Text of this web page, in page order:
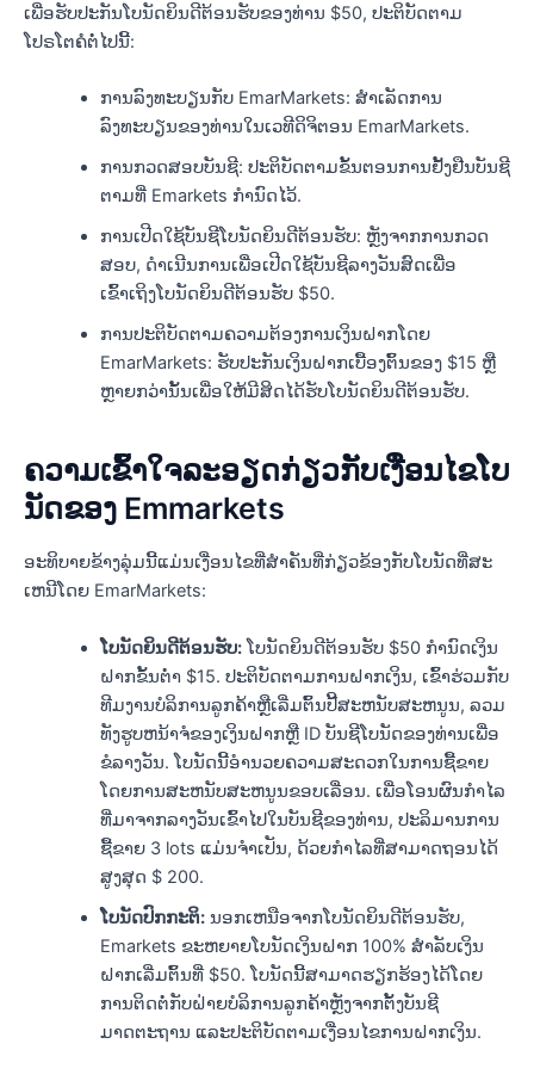
ເພື່ອຮັບປະກັນໂບນັດຍິນດີຕ້ອນຮັບຂອງທ່ານ $50, ປະຕິບັດຕາມ
ໂປຣໂຕຄໍຕໍ່ໄປນີ້:
ການລົງທະບຽນກັບ EmarMarkets: ສໍາເລັດການ
ລົງທະບຽນຂອງທ່ານໃນເວທີດິຈິຕອນ EmarMarkets.
ການກວດສອບບັນຊີ: ປະຕິບັດຕາມຂັ້ນຕອນການຢັ້ງຢືນບັນຊີ
ຕາມທີ່ Emarkets ກຳນົດໄວ້.
ການເປີດໃຊ້ບັນຊີໂບນັດຍິນດີຕ້ອນຮັບ: ຫຼັງຈາກການກວດ
ສອບ, ດໍາເນີນການເພື່ອເປີດໃຊ້ບັນຊີລາງວັນສົດເພື່ອ
ເຂົ້າເຖິງໂບນັດຍິນດີຕ້ອນຮັບ $50.
ການປະຕິບັດຕາມຄວາມຕ້ອງການເງິນຝາກໂດຍ
EmarMarkets: ຮັບປະກັນເງິນຝາກເບື້ອງຕົ້ນຂອງ $15 ຫຼື
ຫຼາຍກວ່ານັ້ນເພື່ອໃຫ້ມີສິດໄດ້ຮັບໂບນັດຍິນດີຕ້ອນຮັບ.
ຄວາມເຂົ້າໃຈລະອຽດກ່ຽວກັບເງື່ອນໄຂໂບ
ນັດຂອງ Emmarkets
ອະທິບາຍຂ້າງລຸ່ມນີ້ແມ່ນເງື່ອນໄຂທີ່ສໍາຄັນທີ່ກ່ຽວຂ້ອງກັບໂບນັດທີ່ສະ
ເຫນີໂດຍ EmarMarkets:
ໂບນັດຍິນດີຕ້ອນຮັບ:ໂບນັດຍິນດີຕ້ອນຮັບ $50 ກຳນົດເງິນ
ຝາກຂັ້ນຕ່ຳ $15. ປະຕິບັດຕາມການຝາກເງິນ, ເຂົ້າຮ່ວມກັບ
ທີມງານບໍລິການລູກຄ້າຫຼືເລີ່ມຕົ້ນປີ້ສະຫນັບສະຫນູນ, ລວມ
ທັງຮູບຫນ້າຈໍຂອງເງິນຝາກຫຼື ID ບັນຊີໂບນັດຂອງທ່ານເພື່ອ
ຂໍລາງວັນ. ໂບນັດນີ້ອໍານວຍຄວາມສະດວກໃນການຊື້ຂາຍ
ໂດຍການສະຫນັບສະຫນູນຂອບເລື່ອນ. ເພື່ອໂອນຜົນກໍາໄລ
ທີ່ມາຈາກລາງວັນເຂົ້າໄປໃນບັນຊີຂອງທ່ານ, ປະລິມານການ
ຊື້ຂາຍ 3 lots ແມ່ນຈໍາເປັນ, ດ້ວຍກໍາໄລທີ່ສາມາດຖອນໄດ້
ສູງສຸດ $ 200.
ໂບນັດປົກກະຕິ:ນອກເຫນືອຈາກໂບນັດຍິນດີຕ້ອນຮັບ,
Emarkets ຂະຫຍາຍໂບນັດເງິນຝາກ 100% ສໍາລັບເງິນ
ຝາກເລີ່ມຕົ້ນທີ່ $50. ໂບນັດນີ້ສາມາດຮຽກຮ້ອງໄດ້ໂດຍ
ການຕິດຕໍ່ກັບຝ່າຍບໍລິການລູກຄ້າຫຼັງຈາກຕັ້ງບັນຊີ
ມາດຕະຖານ ແລະປະຕິບັດຕາມເງື່ອນໄຂການຝາກເງິນ.